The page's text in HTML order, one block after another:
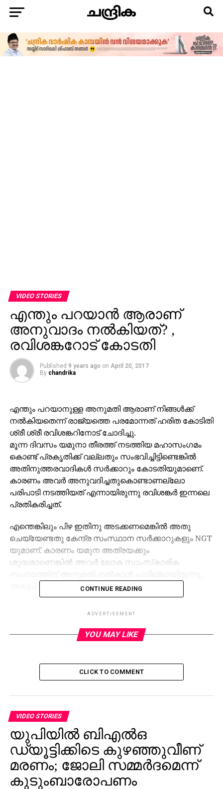
VIDEO STORIES
എന്തും പറയാന്‍ ആരാണ്
അനുവാദം നല്‍കിയത്? ,
രവിശങ്കറോട് കോടതി
Published 9 years ago on April 20, 2017
By chandrika
എന്തും പറയാനുള്ള അനുമതി ആരാണ് നിങ്ങള്‍ക്ക്
നല്‍കിയതെന്ന് രാജ്യത്തെ പരമോന്നത് ഹരിത കോടിതി
ശ്രീ ശ്രീ രവിശങ്കറിനോട് ചോദിച്ചു.
മൂന്ന ദിവസം യമുനാ തീരത്ത് നടത്തിയ മഹാസംഗമം
കൊണ്ട് പ്രകൃതിക്ക് വല്ലതും സംഭവിച്ചിട്ടിണ്ടെങ്കില്‍
അതിനുത്തരവാദികള്‍ സര്‍ക്കാറും കോടതിയുമാണെ്.
കാരണം അവര്‍ അനുവദിച്ചതുകൊണ്ടാണല്ലോ
പരിപാടി നടത്തിയത് എന്നായിരുന്നു രവിശങ്കര്‍ ഇന്നലെ
പ്രതികരിച്ചത്.
എന്തെങ്കിലും പിഴ ഇതിനു അടക്കണമെങ്കില്‍ അതു
ചെയ്യേണ്ടതു കേന്ദ്ര സംസ്ഥാന സര്‍ക്കാറുകളും NGT
യുമാണ്. കാരണം യമുന അത്രയക്കും
ശുദ്ധമാണെങ്കില്‍ അവര്‍ ലോക സാംസ്‌കാരിക
അദ്ദേഹം ഫെയ്‌സ്ബുക്കില്‍ കുറിച്ചു.
സര്‍ സയ്യിദ് ഗോവധം എതിര്‍ത്തിരുന്നു
പരീക്ഷാ ആഘോഷം,ഡല്‍ഹിയില്‍
വിദ്യാര്‍ത്ഥിയോടിച്ച വാഹനമിടിച്ചു ഒരാള്‍ മരിച്ചു.
CONTINUE READING
ADVERTISEMENT
YOU MAY LIKE
CLICK TO COMMENT
VIDEO STORIES
യുപിയില്‍ ബിഎല്‍ഒ
ഡ്യൂട്ടിക്കിടെ കുഴഞ്ഞുവീണ്
മരണം; ജോലി സമ്മര്‍ദമെന്ന്
കുടുംബാരോപണം